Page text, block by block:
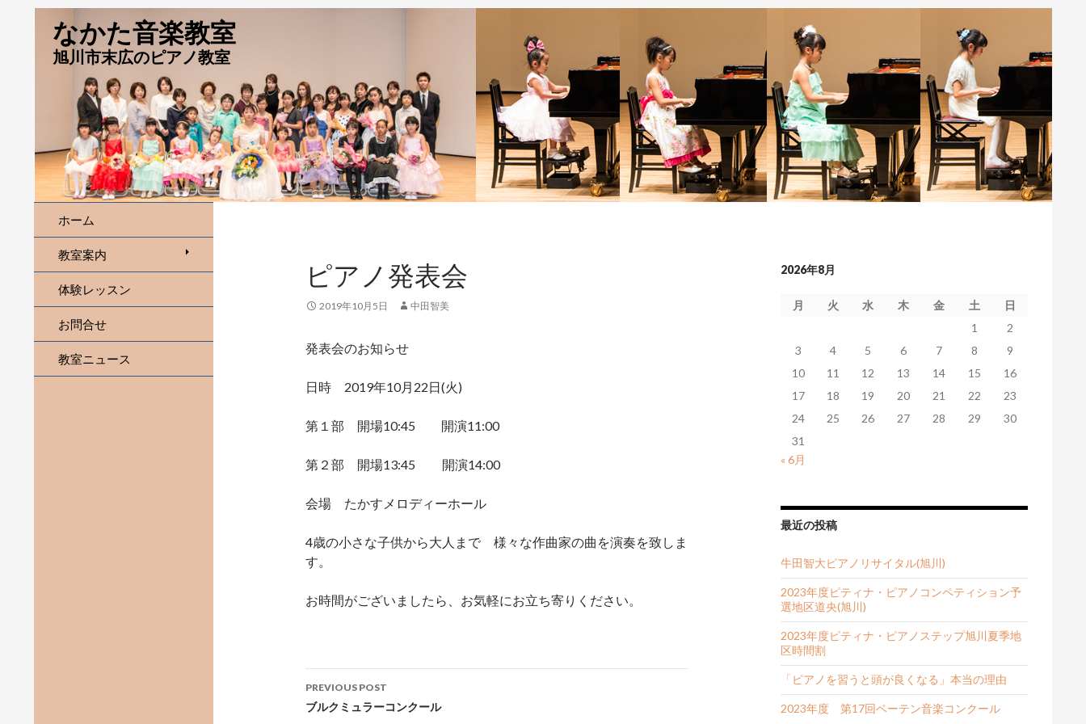
なかた音楽教室
旭川市末広のピアノ教室
ピアノ発表会
2019年10月5日 中田智美
発表会のお知らせ
日時 2019年10月22日(火)
第１部 開場10:45 開演11:00
第２部 開場13:45 開演14:00
会場 たかすメロディーホール
4歳の小さな子供から大人まで 様々な作曲家の曲を演奏を致しま
す。
お時間がございましたら、お気軽にお立ち寄りください。
Post
navigation
PREVIOUS POST
ブルクミュラーコンクール
2026年8月
月 火 水 木 金 土
日
1
2
3
4 5 6 7 8
9
10
11 12 13 14 15
16
17
18 19 20 21 22
23
24
25 26 27 28 29
30
31
« 6月
最近の投稿
牛田智大ピアノリサイタル(旭川)
2023年度ピティナ・ピアノコンペティション予
選地区道央(旭川)
2023年度ピティナ・ピアノステップ旭川夏季地
区時間割
「ピアノを習うと頭が良くなる」本当の理由
2023年度 第17回ベーテン音楽コンクール
ホーム
教室案内
体験レッスン
お問合せ
教室ニュース